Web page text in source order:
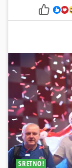
SRETNO!